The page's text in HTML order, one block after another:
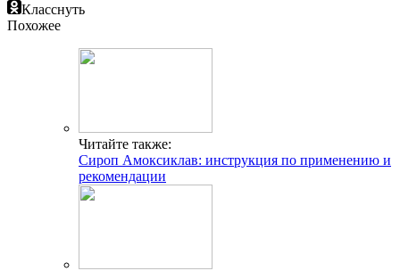
Класснуть
Похожее
Читайте также:
Сироп Амоксиклав: инструкция по применению и
рекомендации